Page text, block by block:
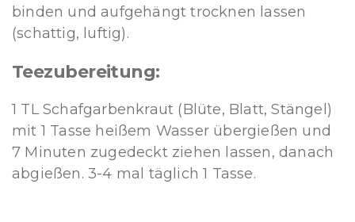
binden und aufgehängt trocknen lassen
(schattig, luftig).
Teezubereitung:
1 TL Schafgarbenkraut (Blüte, Blatt, Stängel)
mit 1 Tasse heißem Wasser übergießen und
7 Minuten zugedeckt ziehen lassen, danach
abgießen. 3-4 mal täglich 1 Tasse.